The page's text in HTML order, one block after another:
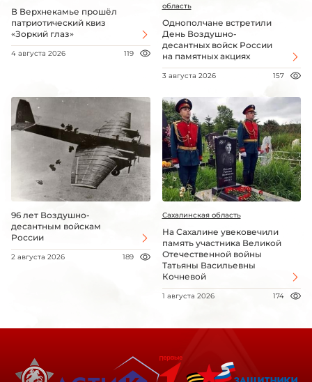
В Верхнекамье прошёл
патриотический квиз
«Зоркий глаз»
4 августа 2026 119
область
Однополчане встретили
День Воздушно-
десантных войск России
на памятных акциях
3 августа 2026 157
96 лет Воздушно-
десантным войскам
России
2 августа 2026 189
Сахалинская область
На Сахалине увековечили
память участника Великой
Отечественной войны
Татьяны Васильевны
Кочневой
1 августа 2026 174